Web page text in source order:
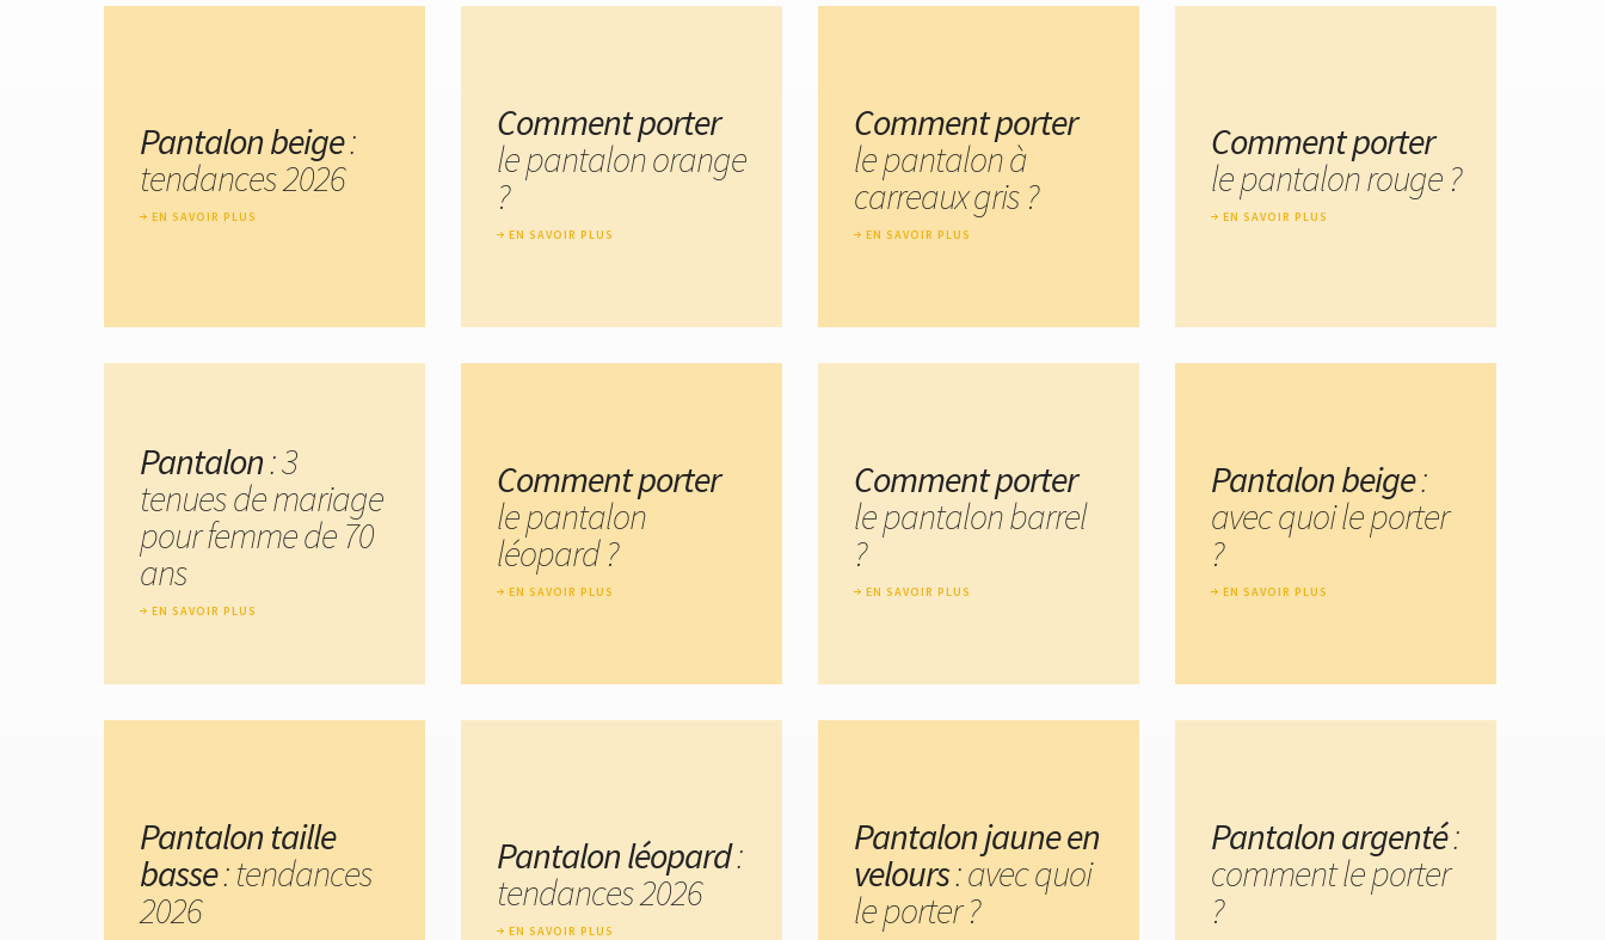
Pantalon beige:
tendances 2026
EN SAVOIR PLUS
Comment porter
le pantalon orange
?
EN SAVOIR PLUS
Comment porter
le pantalon à
carreaux gris ?
EN SAVOIR PLUS
Comment porter
le pantalon rouge ?
EN SAVOIR PLUS
Pantalon: 3
tenues de mariage
pour femme de 70
ans
EN SAVOIR PLUS
Comment porter
le pantalon
léopard ?
EN SAVOIR PLUS
Comment porter
le pantalon barrel
?
EN SAVOIR PLUS
Pantalon beige:
avec quoi le porter
?
EN SAVOIR PLUS
Pantalon taille
basse: tendances
2026
Pantalon léopard:
tendances 2026
EN SAVOIR PLUS
Pantalon jaune en
velours: avec quoi
le porter ?
Pantalon argenté:
comment le porter
?